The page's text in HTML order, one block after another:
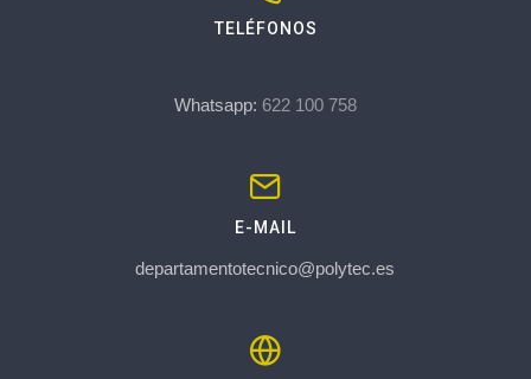
TELÉFONOS
Whatsapp: 622 100 758
E-MAIL
departamentotecnico@polytec.es